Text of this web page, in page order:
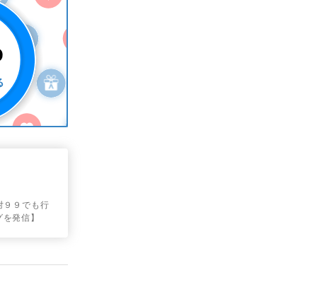
９９でも行
発信】